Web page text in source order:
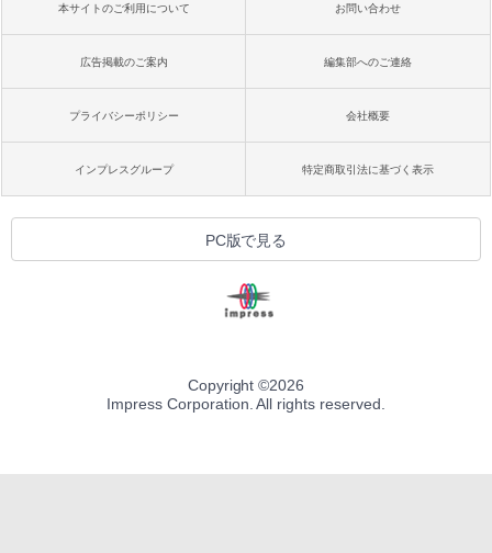
本サイトのご利用について お問い合わせ
広告掲載のご案内 編集部へのご連絡
プライバシーポリシー 会社概要
インプレスグループ 特定商取引法に基づく表示
PC版で見る
Copyright ©2026
Impress Corporation. All rights reserved.